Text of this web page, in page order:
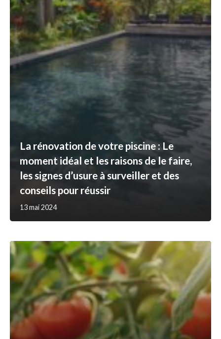
La rénovation de votre piscine : Le
moment idéal et les raisons de le faire,
les signes d’usure à surveiller et des
conseils pour réussir
13 mai 2024